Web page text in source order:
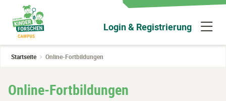
Hauptinhalt
wechseln
Login & Registrierung
Startseite Online-Fortbildungen
Online-Fortbildungen